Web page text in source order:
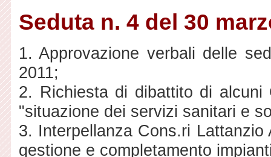
Seduta n. 4 del 30
1. Approvazione verbali delle
2011;
2. Richiesta di dibattito di alcuni
"situazione dei servizi sanitari e
3. Interpellanza Cons.ri
gestione e completamento